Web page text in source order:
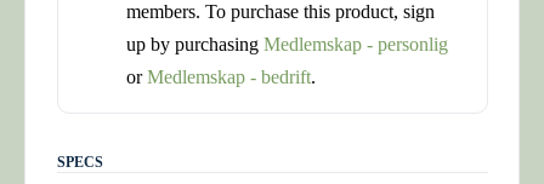
members. To purchase this product, sign
up by purchasing Medlemskap - personlig
orMedlemskap - bedrift.
SPECS